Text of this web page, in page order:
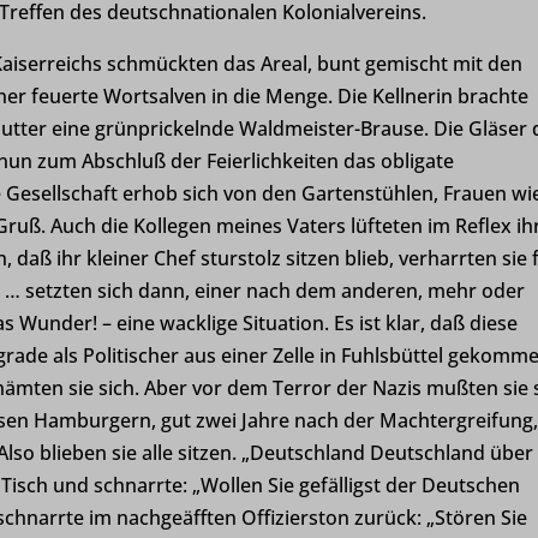
des deutschnationalen Kolonialvereins.
schmückten das Areal, bunt gemischt mit den
feuerte Wortsalven in die Menge. Die Kellnerin brachte
eine grünprickelnde Waldmeister-Brause. Die Gläser
zum Abschluß der Feierlichkeiten das obligate
erhob sich von den Gartenstühlen, Frauen
Auch die Kollegen meines Vaters lüfteten im Reflex
daß ihr kleiner Chef sturstolz sitzen blieb, verharrten sie
setzten sich dann, einer nach dem anderen, mehr oder
Wunder! – eine wacklige Situation. Es ist klar, daß diese
als Politischer aus einer Zelle in Fuhlsbüttel
sie sich. Aber vor dem Terror der Nazis mußten sie
Hamburgern, gut zwei Jahre nach der Machtergreifung,
blieben sie alle sitzen. „Deutschland Deutschland über
und schnarrte: „Wollen Sie gefälligst der Deutschen
im nachgeäfften Offizierston zurück: „Stören Sie
time-*
hoexter.de
Details anzeigen
Cookies sammeln Nutzungsinformationen, die uns Einblicke geben, wie
mit unserer Website interagieren.
Details anzeigen
Cookies und Dienste sind erforderlich, um bestimmte Medienelemente
Videos, Karten, Beiträge in sozialen Medien usw.
Details anzeigen
Dienste
umfasst alle Cookies, Domains und Dienste, die nicht in die
Kategorien fallen oder nicht eindeutig kategorisiert wurden.
Details anzeigen